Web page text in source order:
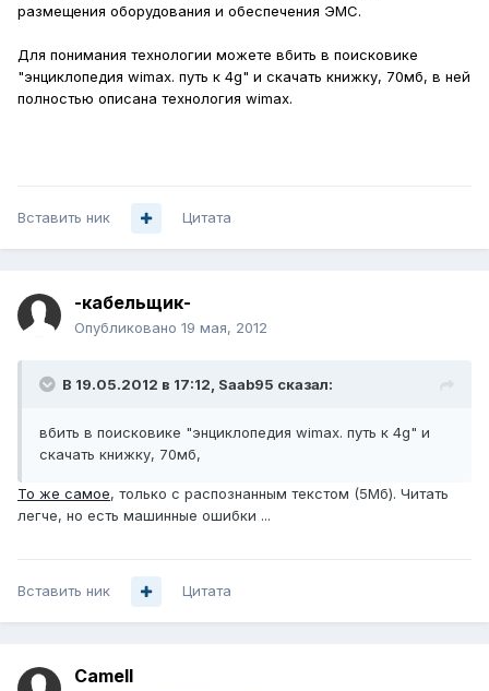
размещения оборудования и обеспечения ЭМС.
Для понимания технологии можете вбить в поисковике
"энциклопедия wimax. путь к 4g" и скачать книжку, 70мб, в ней
полностью описана технология wimax.
Вставить ник Цитата
-кабельщик-
Опубликовано 19 мая, 2012
В 19.05.2012 в 17:12, Saab95 сказал:
вбить в поисковике "энциклопедия wimax. путь к 4g" и
скачать книжку, 70мб,
То же самое, только с распознанным текстом (5Мб). Читать
легче, но есть машинные ошибки ...
Вставить ник Цитата
Camell